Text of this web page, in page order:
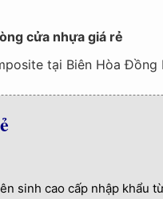
cửa nhựa giá rẻ
tại Biên Hòa Đồng
sinh cao cấp nhập khẩu